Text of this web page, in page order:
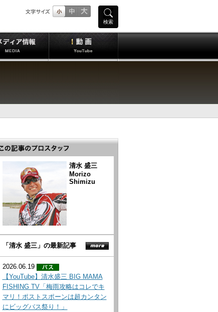
検索
清水 盛三
Morizo
Shimizu
「清水 盛三」の最新記事
2026.06.19
【YouTube】清水盛三 BIG MAMA
FISHING TV「梅雨攻略はコレでキ
マリ！ポストスポーンは超カンタン
にビッグバス祭り！」